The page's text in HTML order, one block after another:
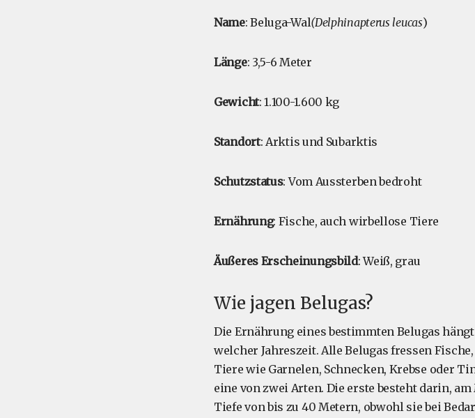
Name: Beluga-Wal(Delphinapterus leucas)
Länge: 3,5-6 Meter
Gewicht: 1.100-1.600 kg
Standort: Arktis und Subarktis
Schutzstatus: Vom Aussterben bedroht
Ernährung: Fische, auch wirbellose Tiere
Äußeres Erscheinungsbild: Weiß, grau
Wie jagen Belugas?
Die Ernährung eines bestimmten Belugas
welcher Jahreszeit. Alle Belugas fressen
Tiere wie Garnelen, Schnecken, Krebse oder
eine von zwei Arten. Die erste besteht darin,
Tiefe von bis zu 40 Metern, obwohl sie bei